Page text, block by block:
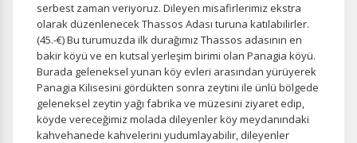
serbest zaman veriyoruz. Dileyen misafirlerimiz ekstra
olarak düzenlenecek Thassos Adası turuna katılabilirler.
(45.-€) Bu turumuzda ilk durağımız Thassos adasının en
bakir köyü ve en kutsal yerleşim birimi olan Panagia köyü.
Burada geleneksel yunan köy evleri arasından yürüyerek
Panagia Kilisesini gördükten sonra zeytini ile ünlü bölgede
geleneksel zeytin yağı fabrika ve müzesini ziyaret edip,
köyde vereceğimiz molada dileyenler köy meydanındaki
kahvehanede kahvelerini yudumlayabilir, dileyenler